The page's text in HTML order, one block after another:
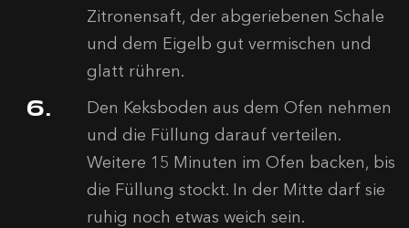
Zitronensaft, der abgeriebenen Schale
und dem Eigelb gut vermischen und
glatt rühren.
Den Keksboden aus dem Ofen nehmen
und die Füllung darauf verteilen.
Weitere 15 Minuten im Ofen backen, bis
die Füllung stockt. In der Mitte darf sie
ruhig noch etwas weich sein.